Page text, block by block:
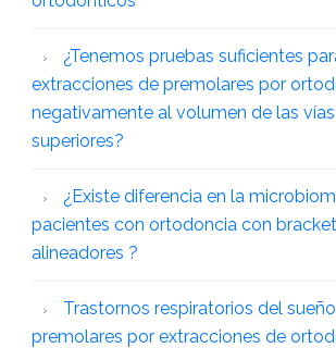
¿Tenemos pruebas suficientes
extracciones de premolares por
negativamente al volumen de las
superiores?
¿Existe diferencia en la
pacientes con ortodoncia con
alineadores ?
Trastornos respiratorios del
premolares por extracciones de